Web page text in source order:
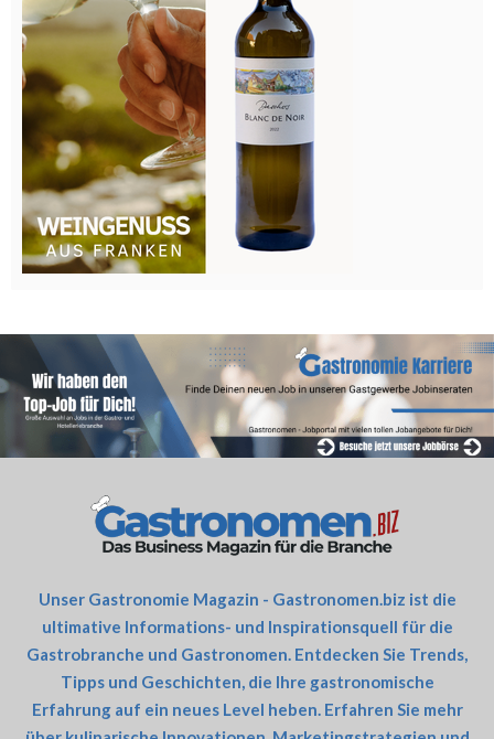
Unser Gastronomie Magazin - Gastronomen.biz ist die
ultimative Informations- und Inspirationsquell für die
Gastrobranche und Gastronomen. Entdecken Sie Trends,
Tipps und Geschichten, die Ihre gastronomische
Erfahrung auf ein neues Level heben. Erfahren Sie mehr